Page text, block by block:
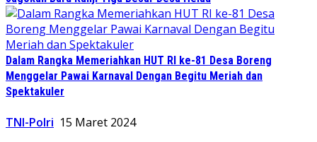
Dalam Rangka Memeriahkan HUT RI ke-81 Desa Boreng
Menggelar Pawai Karnaval Dengan Begitu Meriah dan
Spektakuler
TNI-Polri 15 Maret 2024